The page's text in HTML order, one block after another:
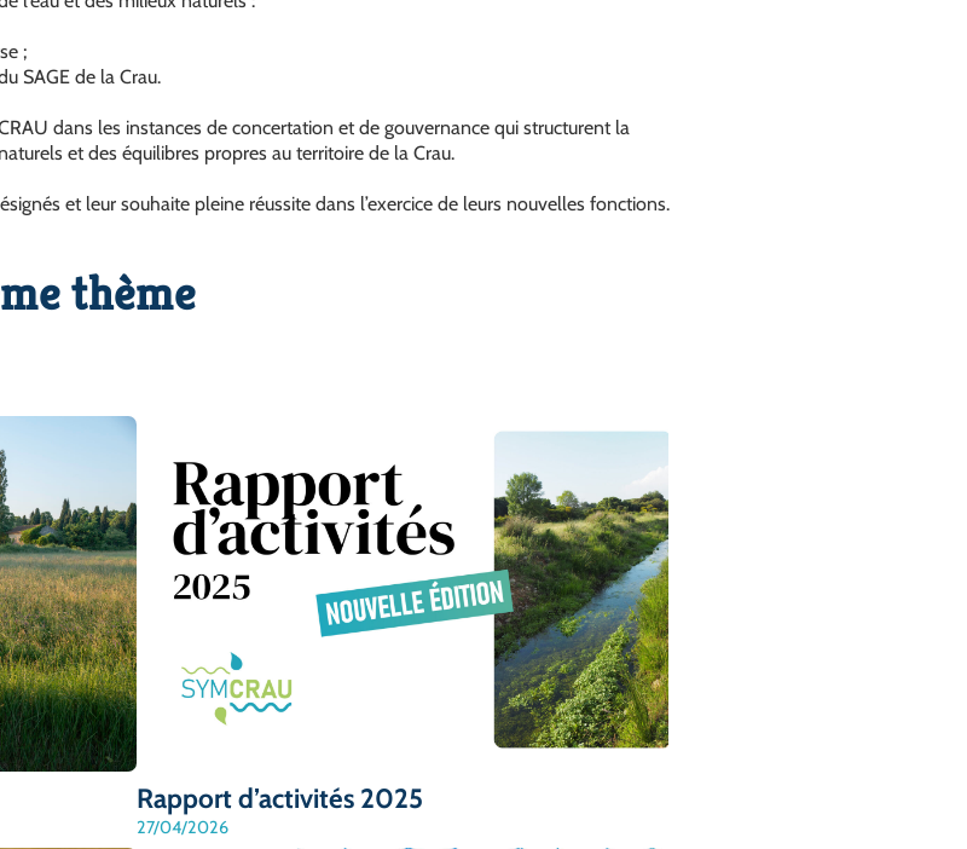
;
SAGE de la Crau.
dans les instances de concertation et de gouvernance qui structurent la
et des équilibres propres au territoire de la Crau.
et leur souhaite pleine réussite dans l’exercice de leurs nouvelles fonctions.
thème
Rapport d’activités 2025
27/04/2026